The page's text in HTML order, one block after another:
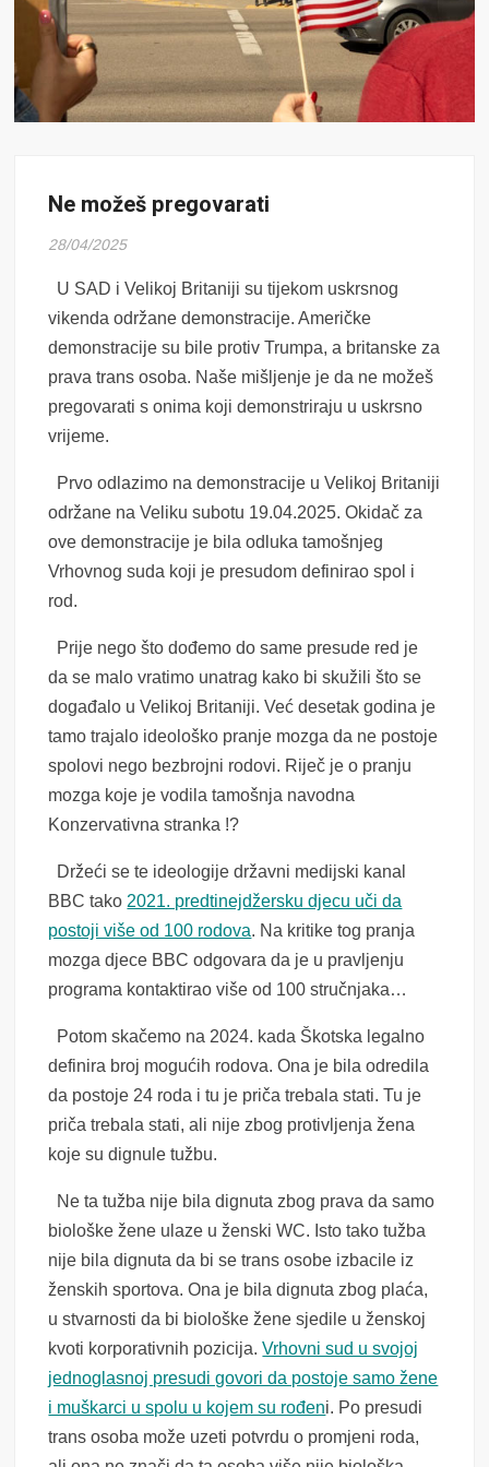
Ne možeš pregovarati
28/04/2025
U SAD i Velikoj Britaniji su tijekom uskrsnog
vikenda održane demonstracije. Američke
demonstracije su bile protiv Trumpa, a britanske za
prava trans osoba. Naše mišljenje je da ne možeš
pregovarati s onima koji demonstriraju u uskrsno
vrijeme.
Prvo odlazimo na demonstracije u Velikoj Britaniji
održane na Veliku subotu 19.04.2025. Okidač za
ove demonstracije je bila odluka tamošnjeg
Vrhovnog suda koji je presudom definirao spol i
rod.
Prije nego što dođemo do same presude red je
da se malo vratimo unatrag kako bi skužili što se
događalo u Velikoj Britaniji. Već desetak godina je
tamo trajalo ideološko pranje mozga da ne postoje
spolovi nego bezbrojni rodovi. Riječ je o pranju
mozga koje je vodila tamošnja navodna
Konzervativna stranka !?
Držeći se te ideologije državni medijski kanal
BBC tako 2021. predtinejdžersku djecu uči da
postoji više od 100 rodova. Na kritike tog pranja
mozga djece BBC odgovara da je u pravljenju
programa kontaktirao više od 100 stručnjaka…
Potom skačemo na 2024. kada Škotska legalno
definira broj mogućih rodova. Ona je bila odredila
da postoje 24 roda i tu je priča trebala stati. Tu je
priča trebala stati, ali nije zbog protivljenja žena
koje su dignule tužbu.
Ne ta tužba nije bila dignuta zbog prava da samo
biološke žene ulaze u ženski WC. Isto tako tužba
nije bila dignuta da bi se trans osobe izbacile iz
ženskih sportova. Ona je bila dignuta zbog plaća,
u stvarnosti da bi biološke žene sjedile u ženskoj
kvoti korporativnih pozicija.Vrhovni sud u svojoj
jednoglasnoj presudi govori da postoje samo žene
i muškarci u spolu u kojem su rođeni. Po presudi
trans osoba može uzeti potvrdu o promjeni roda,